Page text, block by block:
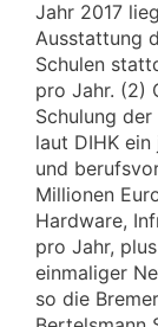
Jahr 2017
Ausstattung
Schulen
pro Jahr. (2)
Schulung
laut DIHK
und
Millionen
Hardware,
pro Jahr,
einmaliger
so die